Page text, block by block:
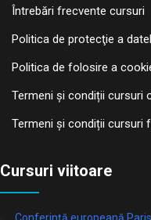
Întrebări frecvente cursuri
Politica de protecţie a
Politica de folosire a
Termeni și condiții cursuri
Termeni și condiții cursuri
Cursuri viitoare
Conferință europeană